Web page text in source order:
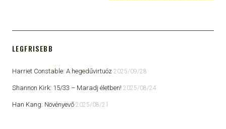
LEGFRISEBB
Harriet Constable: A hegedűvirtuóz 2025/09/28
Shannon Kirk: 15/33 ​– Maradj életben! 2025/08/24
Han Kang: Növényevő 2025/08/21